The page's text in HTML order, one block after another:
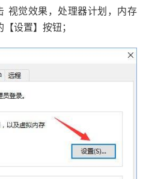
觉效果，处理器计划，内存
设置】按钮；